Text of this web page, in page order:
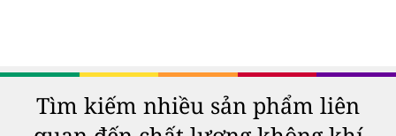
Tìm kiếm nhiều sản phẩm liên